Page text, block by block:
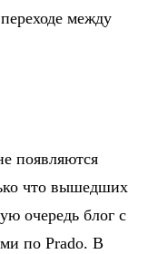
между
появляются
что вышедших
очередь блог с
по Prado. В